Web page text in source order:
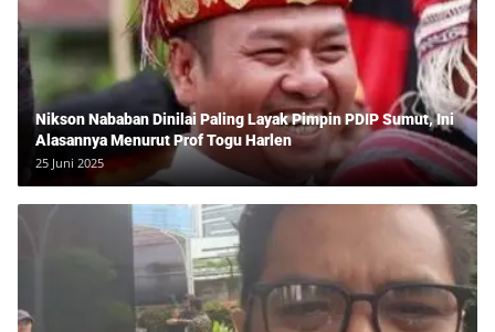
Nikson Nababan Dinilai Paling Layak Pimpin PDIP Sumut, Ini
Alasannya Menurut Prof Togu Harlen
25 Juni 2025